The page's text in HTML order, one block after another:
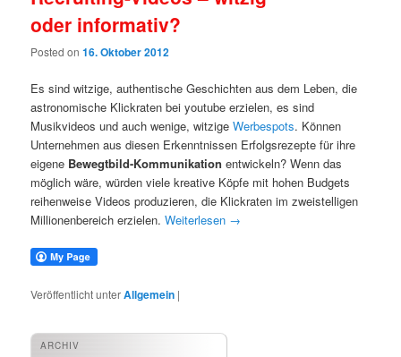
oder informativ?
Posted on16. Oktober 2012
Es sind witzige, authentische Geschichten aus dem Leben, die
astronomische Klickraten bei youtube erzielen, es sind
Musikvideos und auch wenige, witzigeWerbespots. Können
Unternehmen aus diesen Erkenntnissen Erfolgsrezepte für ihre
eigene Bewegtbild-Kommunikation entwickeln? Wenn das
möglich wäre, würden viele kreative Köpfe mit hohen Budgets
reihenweise Videos produzieren, die Klickraten im zweistelligen
Millionenbereich erzielen.Weiterlesen →
Veröffentlicht unterAllgemein |
ARCHIV